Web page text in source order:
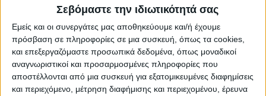
Σεβόμαστε την ιδιωτικότητά σας
Εμείς και οι συνεργάτες μας αποθηκεύουμε και/ή έχουμε
πρόσβαση σε πληροφορίες σε μια συσκευή, όπως τα cookies,
και επεξεργαζόμαστε προσωπικά δεδομένα, όπως μοναδικοί
αναγνωριστικοί και προσαρμοσμένες πληροφορίες που
αποστέλλονται από μια συσκευή για εξατομικευμένες διαφημίσεις
και περιεχόμενο, μέτρηση διαφήμισης και περιεχομένου, έρευνα
ΠΑΡΟΜΟΙΑ ΑΡΘΡΑ